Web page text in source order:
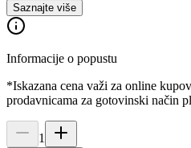
Saznajte više
Informacije o popustu
*Iskazana cena važi za online
prodavnicama za gotovinski način
1